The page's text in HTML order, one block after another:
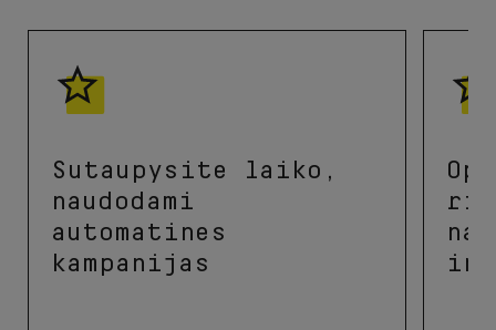
Sutaupysite laiko,
naudodami
automatines
kampanijas